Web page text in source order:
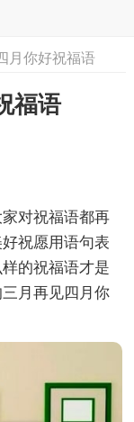
学习计划
月你好祝福语
福语
对祝福语都再
祝愿用语句表
的祝福语才是
月再见四月你